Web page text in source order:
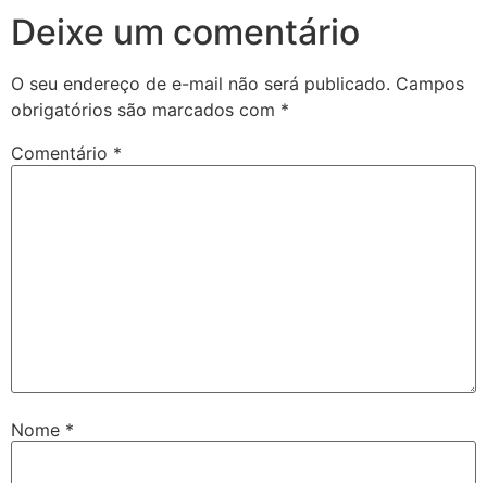
Deixe um comentário
O seu endereço de e-mail não será publicado. Campos
obrigatórios são marcados com *
Comentário *
Nome *